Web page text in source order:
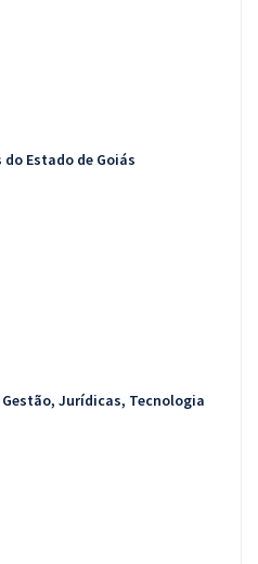
do Estado de Goiás
Jurídicas, Tecnologia